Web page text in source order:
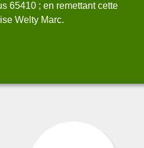
65410 ; en remettant cette
Welty Marc.